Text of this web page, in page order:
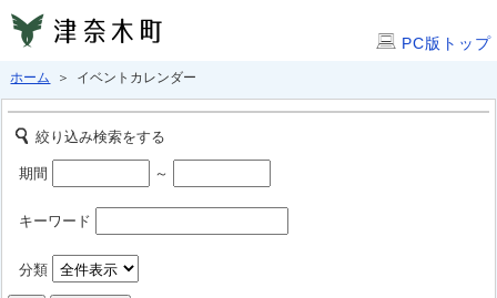
PC版トップ
ホーム ＞ イベントカレンダー
絞り込み検索をする
期間 ～
キーワード
分類